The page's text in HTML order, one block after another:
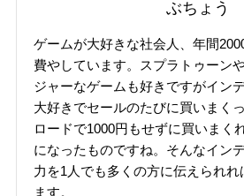
ぶちょう
ゲームが大好きな社会人、年間
費やしています。スプラトゥーン
ジャーなゲームも好きですがイン
大好きでセールのたびに買いまく
ロードで1000円もせずに買いまく
になったものですね。そんなイン
力を1人でも多くの方に伝えられ
ます。